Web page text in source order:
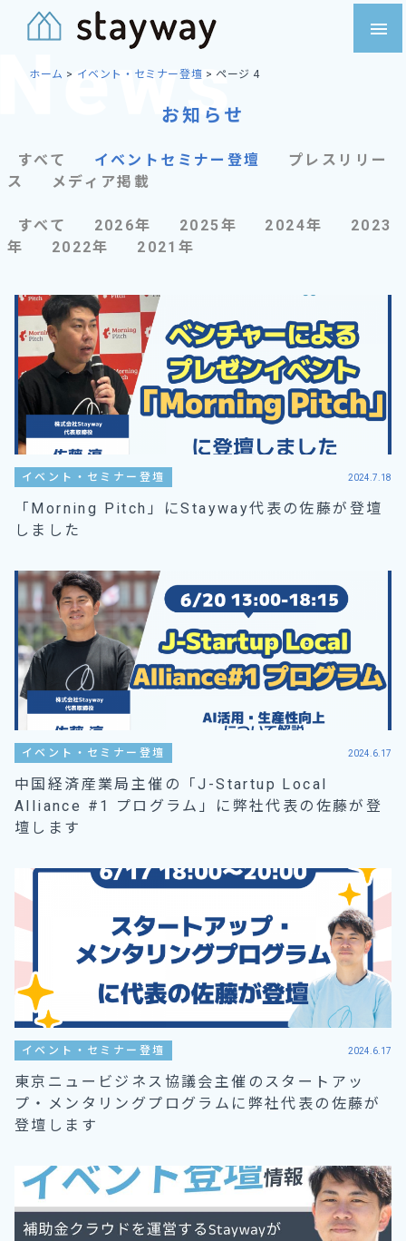
menu
ホーム > イベント・セミナー登壇 > ページ 4
お知らせ
すべて イベントセミナー登壇
プレスリリー
ス
メディア掲載
すべて 2026年 2025年 2024年
2023
年
2022年 2021年
イベント・セミナー登壇 2024.7.18
「Morning Pitch」にStayway代表の佐藤が登壇
しました
イベント・セミナー登壇 2024.6.17
中国経済産業局主催の「J-Startup Local
Alliance #1 プログラム」に弊社代表の佐藤が登
壇します
イベント・セミナー登壇 2024.6.17
東京ニュービジネス協議会主催のスタートアッ
プ・メンタリングプログラムに弊社代表の佐藤が
登壇します